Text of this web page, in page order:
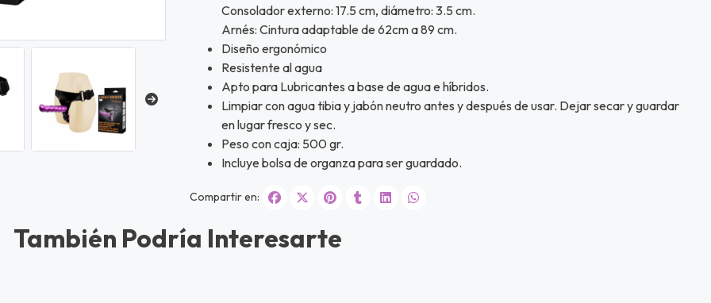
Consolador externo: 17.5 cm, diámetro: 3.5 cm.
Arnés: Cintura adaptable de 62cm a 89 cm.
Diseño ergonómico
Resistente al agua
Apto para Lubricantes a base de agua e híbridos.
Limpiar con agua tibia y jabón neutro antes y después de usar. Dejar secar y guardar
en lugar fresco y sec.
Peso con caja: 500 gr.
Incluye bolsa de organza para ser guardado.
Compartir en:
También Podría Interesarte